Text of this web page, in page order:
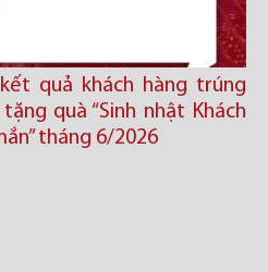
quả khách hàng trúng
quà “Sinh nhật Khách
tháng 6/2026